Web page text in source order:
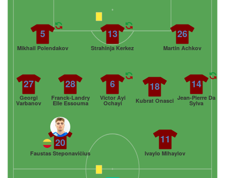
26
Martin Achkov
13
Strahinja Kerkez
5
Mikhail Polendakov
14
Jean-Pierre Da
Sylva
18
Kubrat Onasci
6
Victor Ayi
Ochayi
28
Franck-Landry
Elle Essouma
27
Georgi
Varbanov
11
Ivaylo Mihaylov
20
Faustas Steponavičius